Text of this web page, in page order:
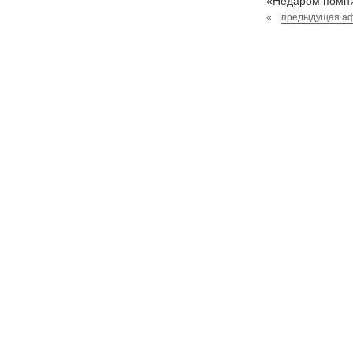
« предыдущая